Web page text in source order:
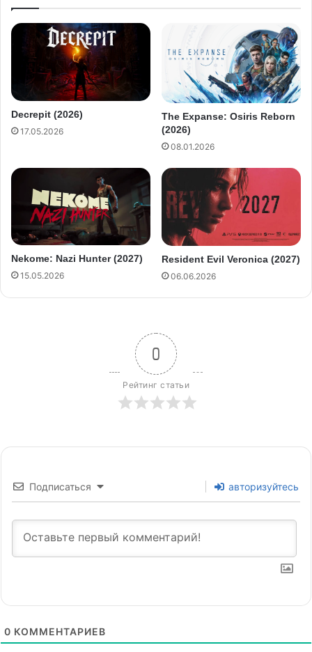
Decrepit (2026)
17.05.2026
The Expanse: Osiris Reborn
(2026)
08.01.2026
Nekome: Nazi Hunter (2027)
15.05.2026
Resident Evil Veronica (2027)
06.06.2026
0
Рейтинг статьи
Подписаться авторизуйтесь
0 КОММЕНТАРИЕВ